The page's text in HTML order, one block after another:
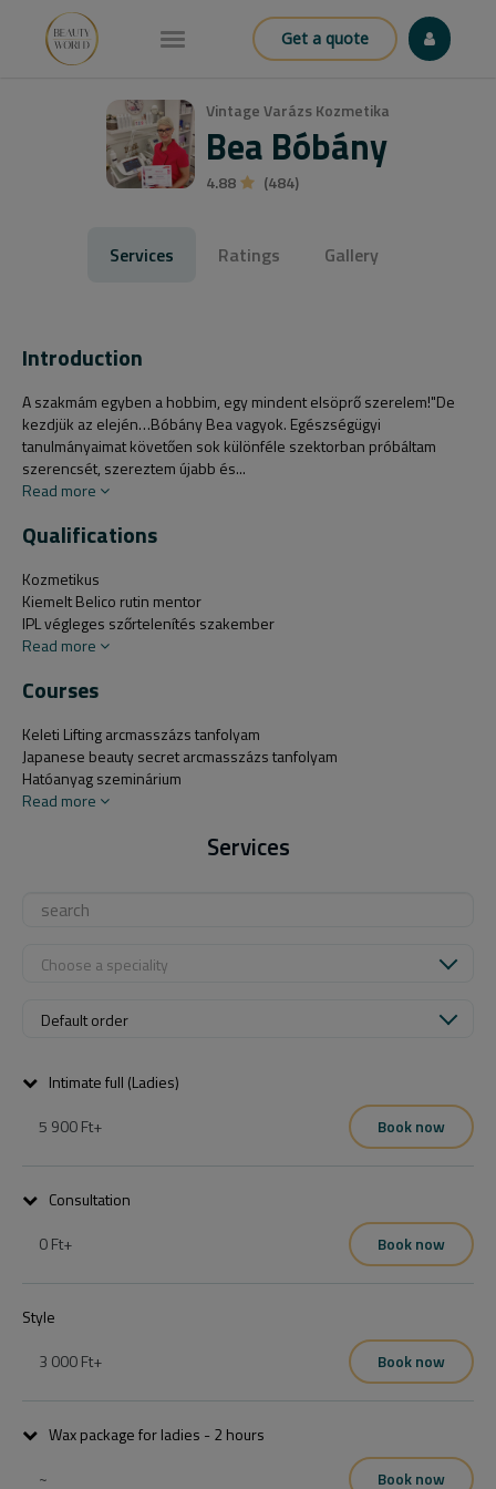
Get a quote
Vintage Varázs Kozmetika
Bea Bóbány
4.88 (484)
Services Ratings Gallery
Introduction
A szakmám egyben a hobbim, egy mindent elsöprő szerelem!"De
kezdjük az elején…Bóbány Bea vagyok. Egészségügyi
tanulmányaimat követően sok különféle szektorban próbáltam
szerencsét, szereztem újabb és...
Read more
Qualifications
Kozmetikus
Kiemelt Belico rutin mentor
IPL végleges szőrtelenítés szakember
Read more
Courses
Keleti Lifting arcmasszázs tanfolyam
Japanese beauty secret arcmasszázs tanfolyam
Hatóanyag szeminárium
Read more
Services
Choose a speciality
Default order
Intimate full (Ladies)
5 900 Ft+ Book now
Ez intim területre értendő, bikinivonalat és a fazont nem tartalmazza.
Consultation
0 Ft+ Book now
Style
3 000 Ft+ Book now
Wax package for ladies - 2 hours
~
Book now